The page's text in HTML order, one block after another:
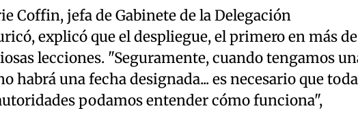
Coffin, jefa de Gabinete de la Delegación
explicó que el despliegue, el primero en más de
lecciones. "Seguramente, cuando tengamos
habrá una fecha designada... es necesario que
podamos entender cómo funciona",